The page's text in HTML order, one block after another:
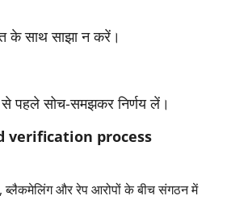
के साथ साझा न करें।
सोच-समझकर निर्णय लें।
verification process
ब्लैकमेलिंग और रेप आरोपों के बीच संगठन में